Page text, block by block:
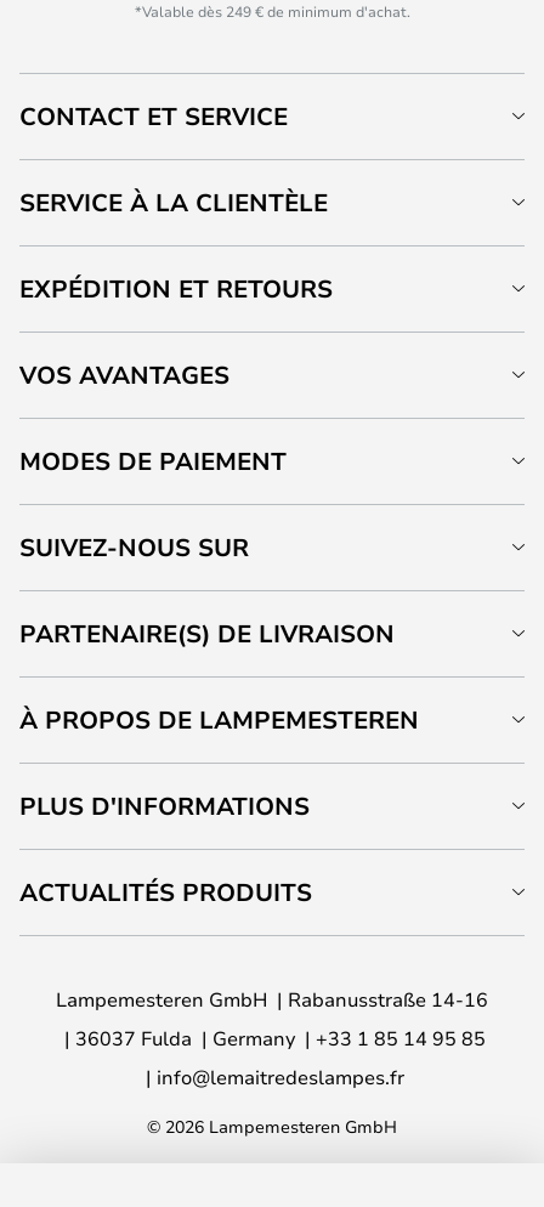
*Valable dès 249 € de minimum d'achat.
CONTACT ET SERVICE
SERVICE À LA CLIENTÈLE
EXPÉDITION ET RETOURS
VOS AVANTAGES
MODES DE PAIEMENT
SUIVEZ-NOUS SUR
PARTENAIRE(S) DE LIVRAISON
À PROPOS DE LAMPEMESTEREN
PLUS D'INFORMATIONS
ACTUALITÉS PRODUITS
Lampemesteren GmbH
Rabanusstraße 14-16
36037 Fulda
Germany
+33 1 85 14 95 85
info@lemaitredeslampes.fr
© 2026 Lampemesteren GmbH